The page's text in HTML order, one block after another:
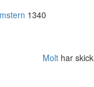
1340
Molthar